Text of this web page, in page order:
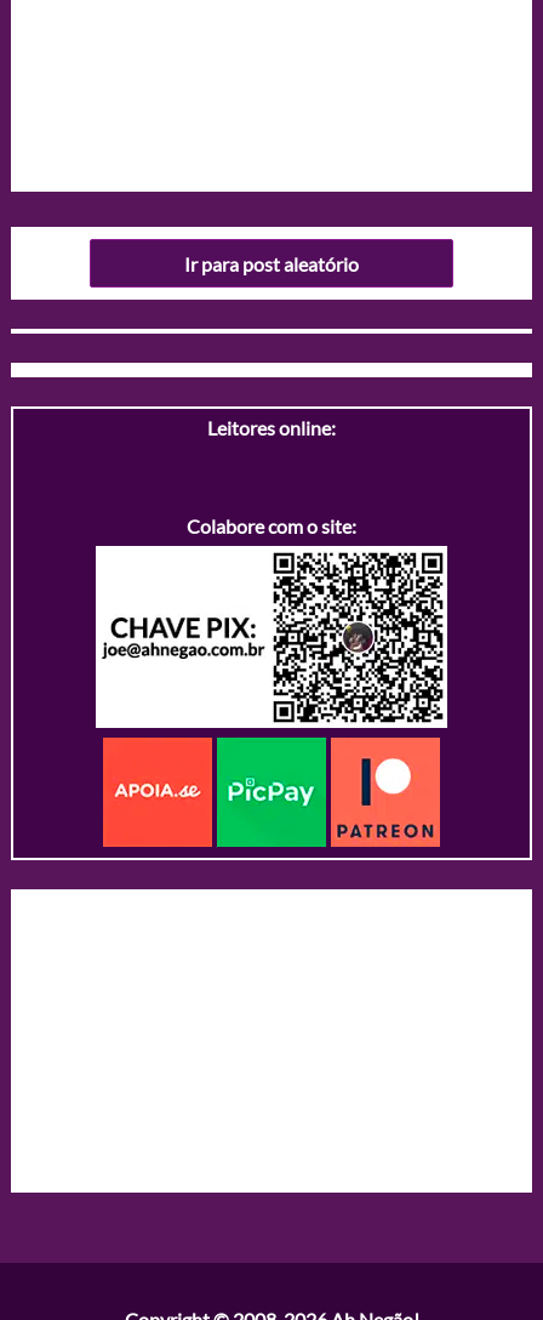
Ir para post aleatório
Leitores online:
Colabore com o site: